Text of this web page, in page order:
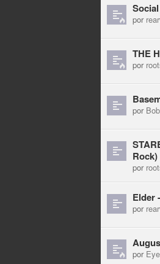
por
THE
por
por
Rock)
por
Elder
por
por